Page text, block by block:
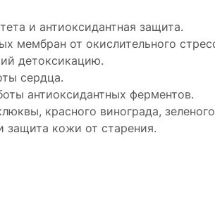
и антиоксидантная защита.
мембран от окислительного
детоксикацию.
сердца.
антиоксидантных ферментов.
красного винограда,
защита кожи от старения.